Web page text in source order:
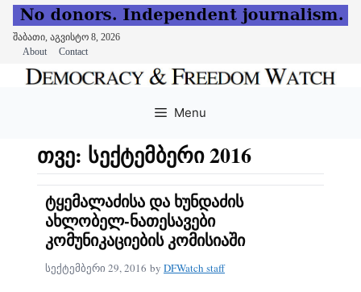
შაბათი, აგვისტო 8, 2026
About
Contact
Menu
თვე: სექტემბერი 2016
ტყემალაძისა და ხუნდაძის
ახლობელ-ნათესავები
კომუნიკაციების კომისიაში
სექტემბერი 29, 2016 by DFWatch staff